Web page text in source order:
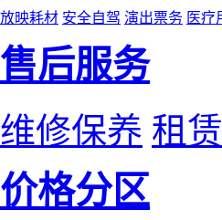
放映耗材 安全自驾 演出票务 医疗
售后服务
维修保养 租
价格分区